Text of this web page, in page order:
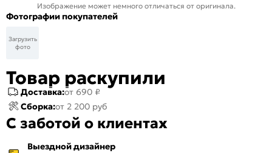
Изображение может немного отличаться от оригинала.
Фотографии покупателей
Загрузить
фото
Товар раскупили
Доставка:от 690 ₽
Сборка:от 2 200 руб
С заботой о клиентах
Выездной дизайнер